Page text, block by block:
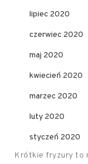
lipiec 2020
czerwiec 2020
maj 2020
kwiecień 2020
marzec 2020
luty 2020
styczeń 2020
Krótkie fryzury to